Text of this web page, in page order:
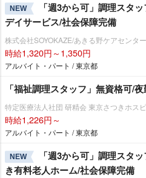
NEW
「週3から可」調理スタ
デイサービス/社会保障完備
株式会社SOYOKAZE/あきる野ケアセンタ
時給1,320円～1,350円
アルバイト・パート / 東京都
「福祉調理スタッフ」無資格可/
特定医療法人社団 研精会 東京さつきホス
時給1,226円～
アルバイト・パート / 東京都
NEW
「週3から可」調理スタ
き有料老人ホーム/社会保障完備